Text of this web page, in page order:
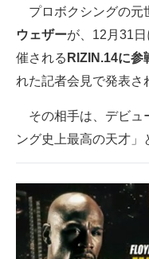
ITの今と未来を見通す
スマホと通信の最新トレ
好きが集まる 比べて選
ビジネスと働き方のヒン
AI活用のいまが分かる
企業ITのトレンドを詳説
プロボクシングの元
ウェザーが、12月31
催される RIZIN.14に参
れた記者会見で発表さ
その相手は、デビュ
ング史上最高の天才」